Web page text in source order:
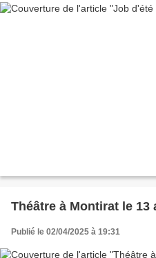
Théâtre à Montirat le 13
Publié le 02/04/2025 à 19:31